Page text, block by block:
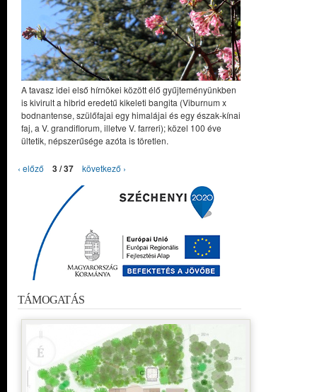
A tavasz idei első hírnökei között élő gyűjteményünkben
is kivirult a hibrid eredetű kikeleti bangita (Viburnum x
bodnantense, szülőfajai egy himalájai és egy észak-kínai
faj, a V. grandiflorum, illetve V. farreri); közel 100 éve
ültetik, népszerűsége azóta is töretlen.
‹ előző 3 / 37 következő ›
TÁMOGATÁS